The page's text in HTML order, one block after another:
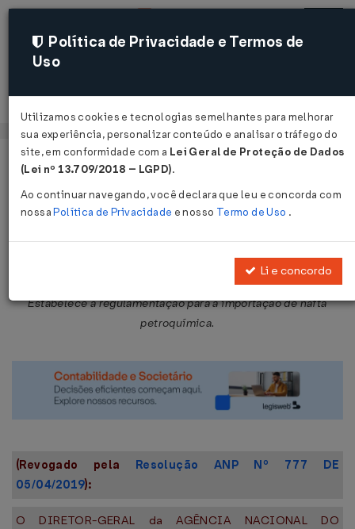
Acessar
Página Inicial Legislações
Portaria ANP Nº 32 DE 23/02/2000
Publicado no DOU em 24 fev 2000
Estabelece a regulamentação para a importação de nafta
petroquímica.
(Revogado pela Resolução ANP Nº 777 DE
05/04/2019):
O DIRETOR-GERAL da AGÊNCIA NACIONAL DO
Política de Privacidade e Termos de
Uso
Utilizamos cookies e tecnologias semelhantes para melhorar
sua experiência, personalizar conteúdo e analisar o tráfego do
site, em conformidade com a Lei Geral de Proteção de Dados
(Lei nº 13.709/2018 – LGPD).
Ao continuar navegando, você declara que leu e concorda com
nossaPolítica de Privacidade e nosso Termo de Uso .
Li e concordo